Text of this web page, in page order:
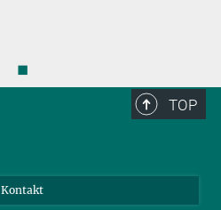
◼
TOP
Kontakt